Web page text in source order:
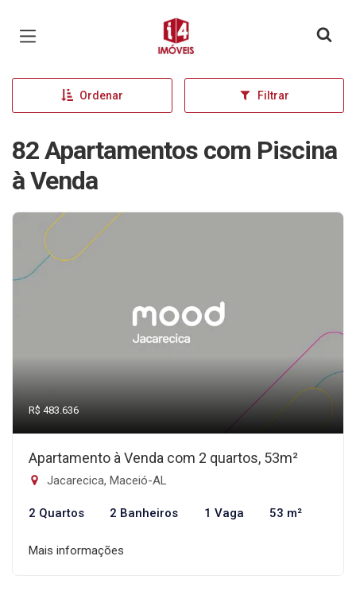
Página inicial
Ordenar Filtrar
82 Apartamentos com Piscina
à Venda
R$ 483.636
Apartamento à Venda com 2 quartos, 53m²
Jacarecica, Maceió-AL
2 Quartos 2 Banheiros 1 Vaga 53 m²
Mais informações